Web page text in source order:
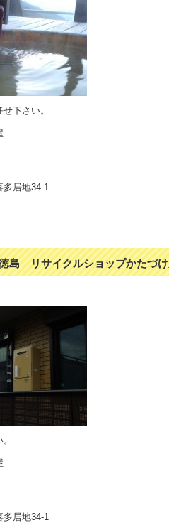
下さい。
多居地34-1
島 リサイクルショップかたづ
多居地34-1